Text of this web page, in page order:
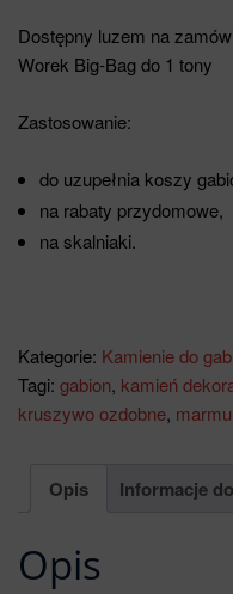
Dostępny luzem na
Worek Big-Bag do 1 tony
Zastosowanie:
do uzupełnia koszy
na rabaty przydomowe,
na skalniaki.
Kategorie: Kamienie do
Tagi: gabion, kamień
kruszywo ozdobne,
Opis Informacje
Opis